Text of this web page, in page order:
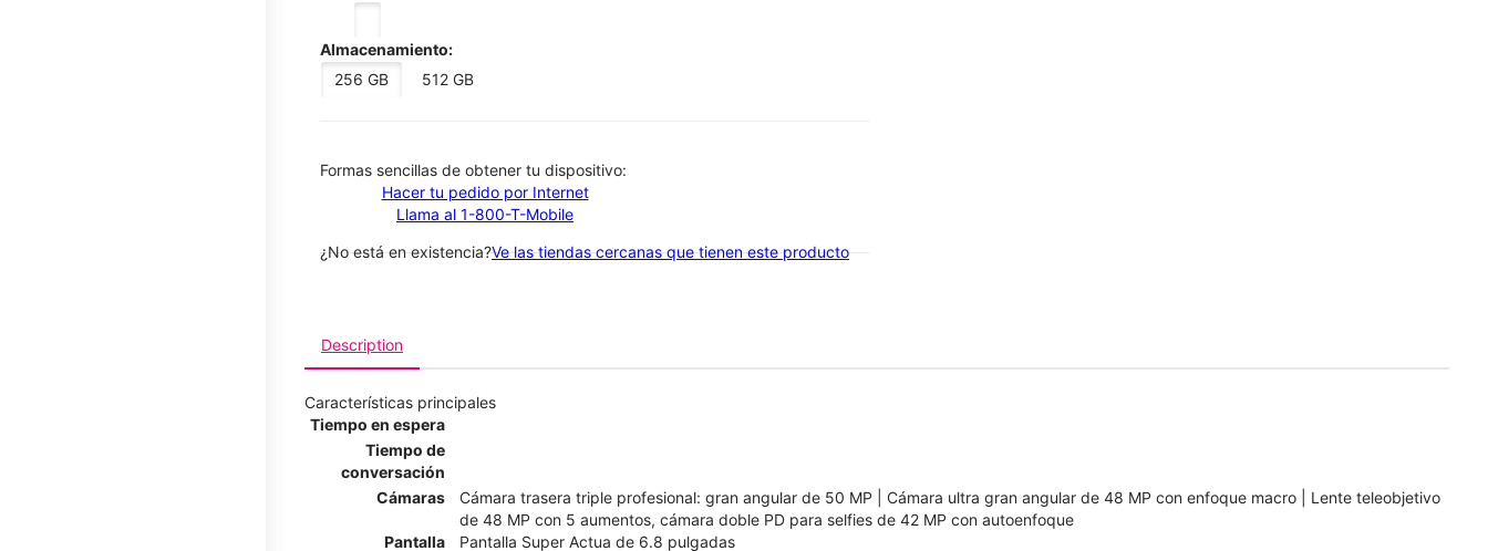
Almacenamiento:
256 GB
512 GB
​​​​​​​Formas sencillas de obtener tu dispositivo:
Hacer tu pedido por Internet
Llama al 1-800-T-Mobile
¿No está en existencia?Ve las tiendas cercanas que tienen este producto
Description
Características principales
Tiempo en espera
Tiempo de
conversación
Cámaras
Cámara trasera triple profesional: gran angular de 50 MP | Cámara ultra gran angular de 48 MP con enfoque macro | Lente teleobjetivo
de 48 MP con 5 aumentos, cámara doble PD para selfies de 42 MP con autoenfoque
Pantalla
Pantalla Super Actua de 6.8 pulgadas